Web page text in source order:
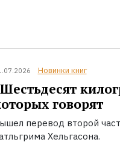
Новинки книг
говорят
перевод второй
Хельгасона.